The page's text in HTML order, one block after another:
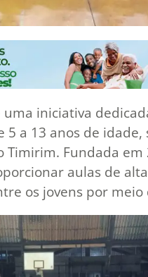
uma iniciativa
5 a 13 anos de
Timirim. Fundada
aulas de
os jovens por meio